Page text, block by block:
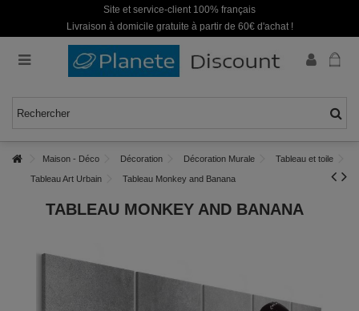
Site et service-client 100% français
Livraison à domicile gratuite à partir de 60€ d'achat !
Maison - Déco Décoration Décoration Murale Tableau et toile
Tableau Art Urbain Tableau Monkey and Banana
TABLEAU MONKEY AND BANANA